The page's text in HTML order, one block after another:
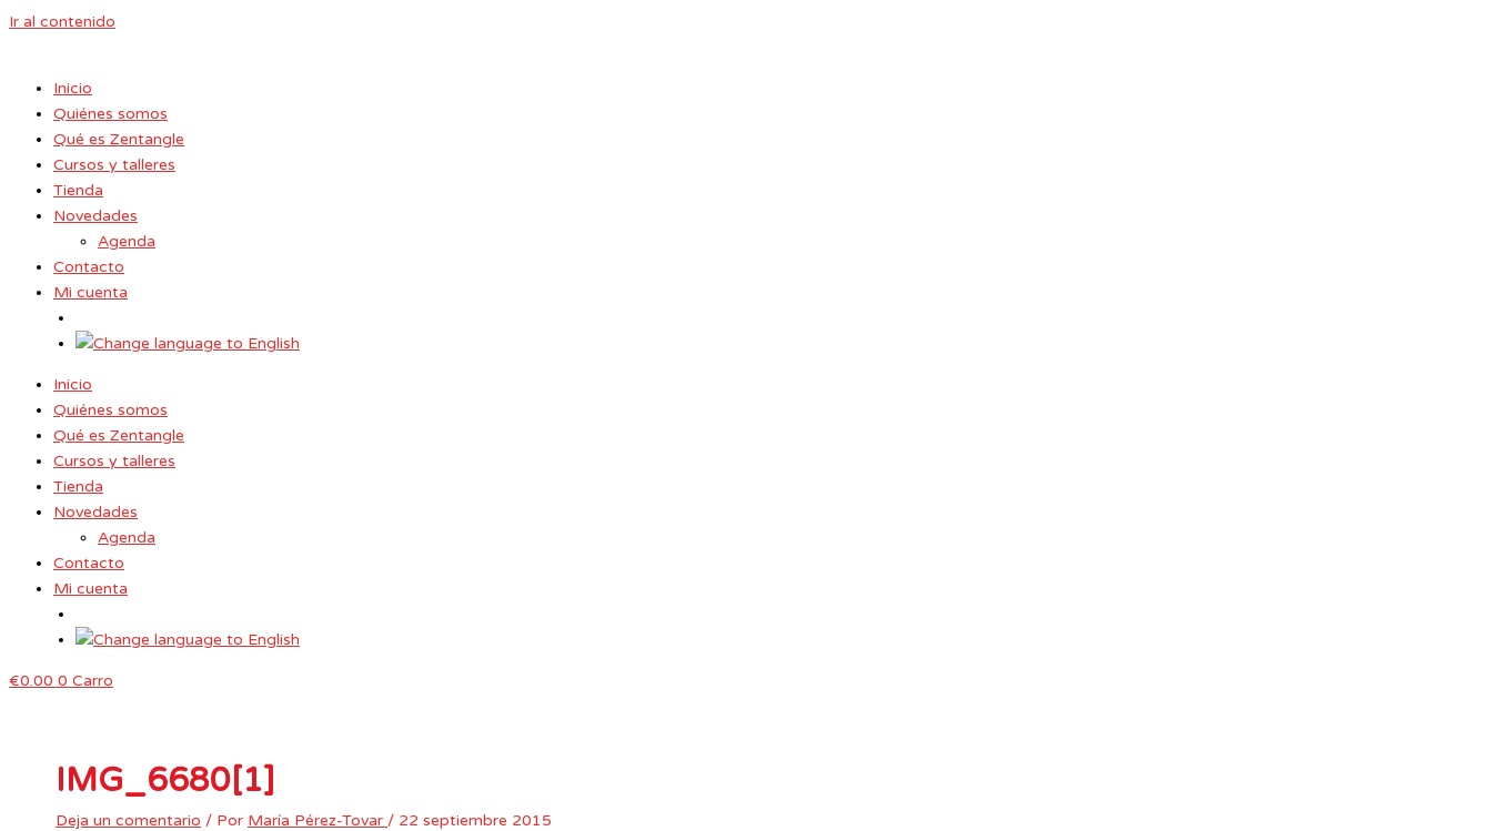
Ir al contenido
Inicio
Quiénes somos
Qué es Zentangle
Cursos y talleres
Tienda
Novedades
Agenda
Contacto
Mi cuenta
Inicio
Quiénes somos
Qué es Zentangle
Cursos y talleres
Tienda
Novedades
Agenda
Contacto
Mi cuenta
€0.00 0 Carro
IMG_6680[1]
Deja un comentario / Por María Pérez-Tovar / 22 septiembre 2015